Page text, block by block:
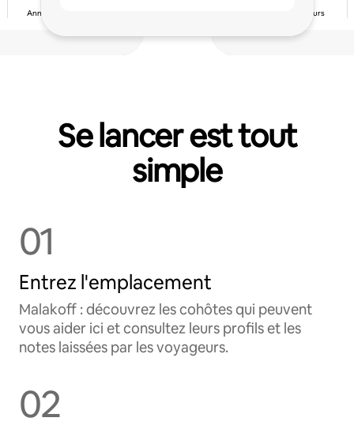
Années comme hôte Note des voyageurs
Se lancer est tout
simple
01
Entrez l'emplacement
Malakoff : découvrez les cohôtes qui peuvent
vous aider ici et consultez leurs profils et les
notes laissées par les voyageurs.
02